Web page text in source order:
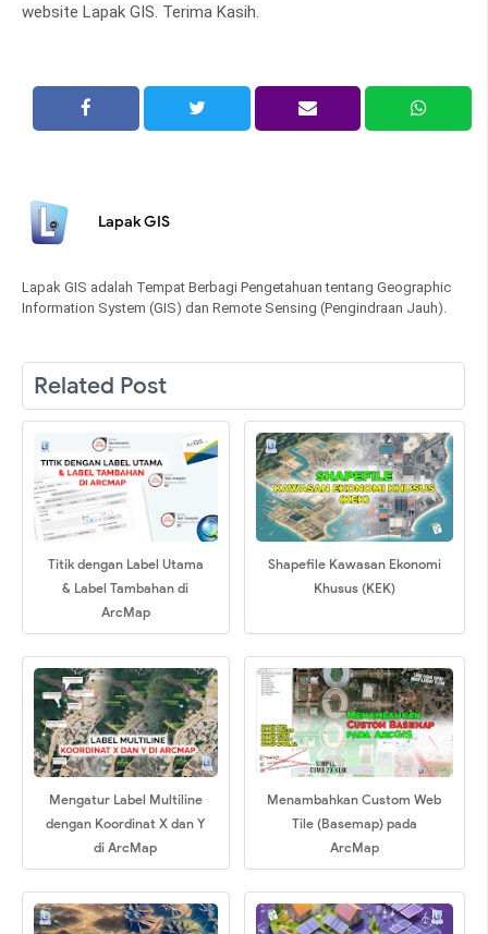
website Lapak GIS. Terima Kasih.
Lapak GIS
Lapak GIS adalah Tempat Berbagi Pengetahuan tentang Geographic
Information System (GIS) dan Remote Sensing (Pengindraan Jauh).
Related Post
Titik dengan Label Utama
& Label Tambahan di
ArcMap
Shapefile Kawasan Ekonomi
Khusus (KEK)
Mengatur Label Multiline
dengan Koordinat X dan Y
di ArcMap
Menambahkan Custom Web
Tile (Basemap) pada
ArcMap